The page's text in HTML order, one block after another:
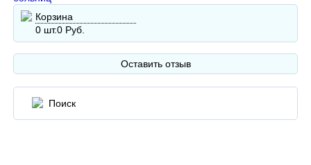
Корзина
0 шт.0 Руб.
Оставить отзыв